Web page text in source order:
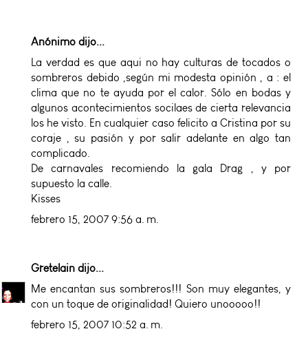
Anónimo dijo...
La verdad es que aqui no hay culturas de tocados o
sombreros debido ,según mi modesta opinión , a : el
clima que no te ayuda por el calor. Sólo en bodas y
algunos acontecimientos socilaes de cierta relevancia
los he visto. En cualquier caso felicito a Cristina por su
coraje , su pasión y por salir adelante en algo tan
complicado.
De carnavales recomiendo la gala Drag , y por
supuesto la calle.
Kisses
febrero 15, 2007 9:56 a. m.
Gretelain dijo...
Me encantan sus sombreros!!! Son muy elegantes, y
con un toque de originalidad! Quiero unooooo!!
febrero 15, 2007 10:52 a. m.